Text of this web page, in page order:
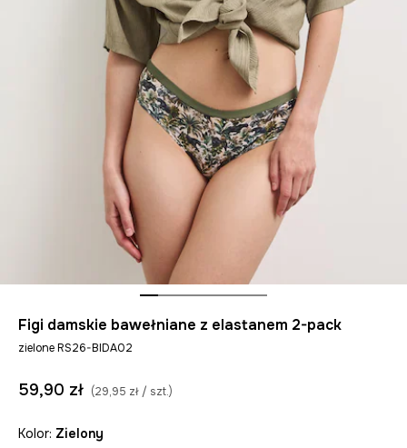
Figi damskie bawełniane z elastanem 2-pack
zielone RS26-BIDA02
59,90 zł (29,95 zł / szt.)
Kolor: zielony